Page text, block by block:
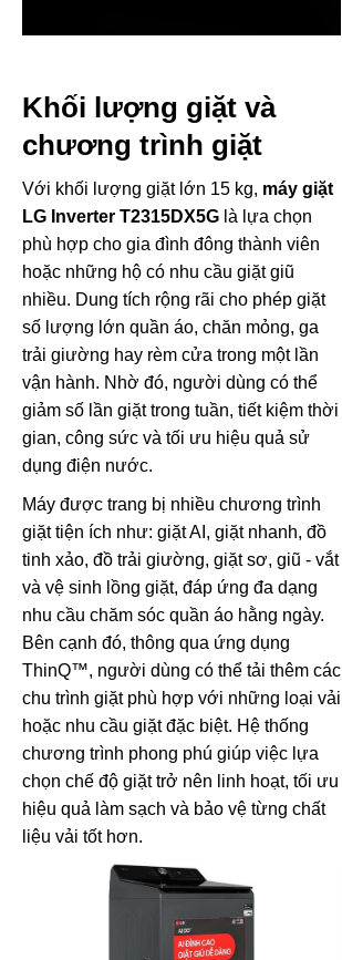
Khối lượng giặt và
chương trình giặt
Với khối lượng giặt lớn 15 kg, máy giặt
LG Inverter T2315DX5G là lựa chọn
phù hợp cho gia đình đông thành viên
hoặc những hộ có nhu cầu giặt giũ
nhiều. Dung tích rộng rãi cho phép giặt
số lượng lớn quần áo, chăn mỏng, ga
trải giường hay rèm cửa trong một lần
vận hành. Nhờ đó, người dùng có thể
giảm số lần giặt trong tuần, tiết kiệm thời
gian, công sức và tối ưu hiệu quả sử
dụng điện nước.
Máy được trang bị nhiều chương trình
giặt tiện ích như: giặt AI, giặt nhanh, đồ
tinh xảo, đồ trải giường, giặt sơ, giũ - vắt
và vệ sinh lồng giặt, đáp ứng đa dạng
nhu cầu chăm sóc quần áo hằng ngày.
Bên cạnh đó, thông qua ứng dụng
ThinQ™, người dùng có thể tải thêm các
chu trình giặt phù hợp với những loại vải
hoặc nhu cầu giặt đặc biệt. Hệ thống
chương trình phong phú giúp việc lựa
chọn chế độ giặt trở nên linh hoạt, tối ưu
hiệu quả làm sạch và bảo vệ từng chất
liệu vải tốt hơn.